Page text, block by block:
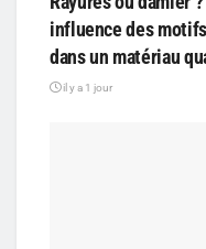
influence des
dans un matériau
il y a 1 jour